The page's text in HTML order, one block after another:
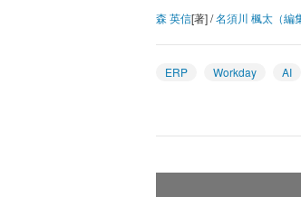
森 英信[著] /名須川 楓太（編
ERP Workday AI